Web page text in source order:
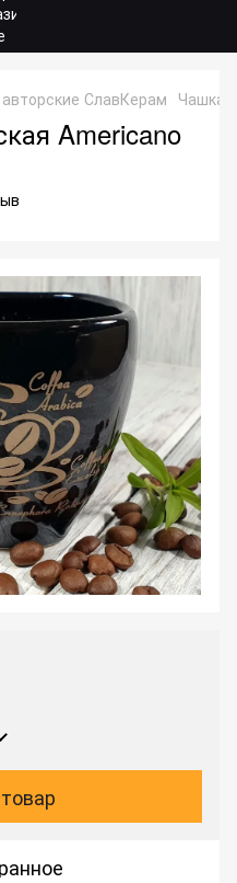
СлавКерам Чашка
Americano